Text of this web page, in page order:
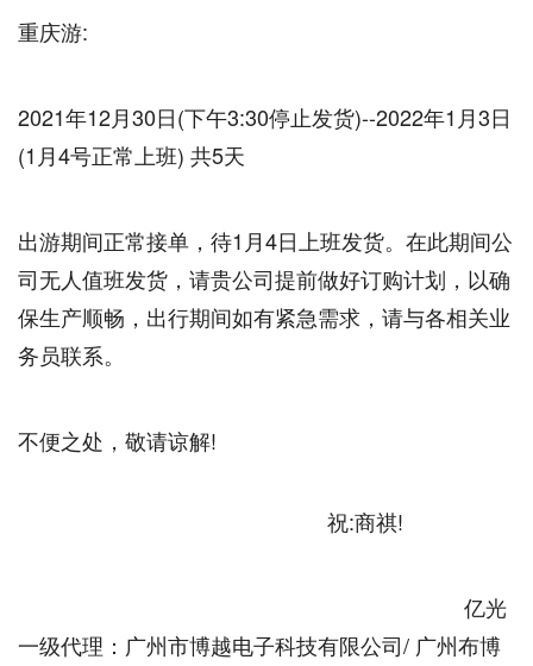
重庆游:
2021年12月30日(下午3:30停止发货)--2022年1月3日
(1月4号正常上班) 共5天
出游期间正常接单，待1月4日上班发货。在此期间公
司无人值班发货，请贵公司提前做好订购计划，以确
保生产顺畅，出行期间如有紧急需求，请与各相关业
务员联系。
不便之处，敬请谅解!
祝:商祺!
亿光
一级代理：广州市博越电子科技有限公司/ 广州布博